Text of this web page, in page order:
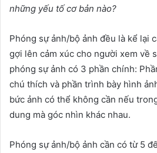
những yếu tố cơ bản nào?
Phóng sự ảnh/bộ ảnh đều là kể lại
gợi lên cảm xúc cho người xem về
phóng sự ảnh có 3 phần chính:
chú thích và phần trình bày hình
bức ảnh có thể không cần nếu
dung mà góc nhìn khác nhau.
Phóng sự ảnh/bộ ảnh cần có từ 5